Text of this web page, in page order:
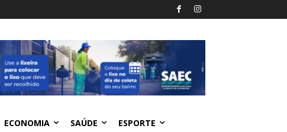
ECONOMIA SAÚDE ESPORTE